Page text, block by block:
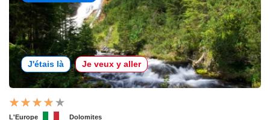
J'étais là Je veux y aller
L'Europe Dolomites